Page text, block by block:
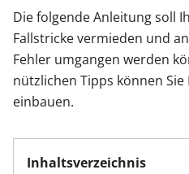
Die folgende Anleitung soll
Fallstricke vermieden und
Fehler umgangen werden
nützlichen Tipps können
einbauen.
Inhaltsverzeichnis